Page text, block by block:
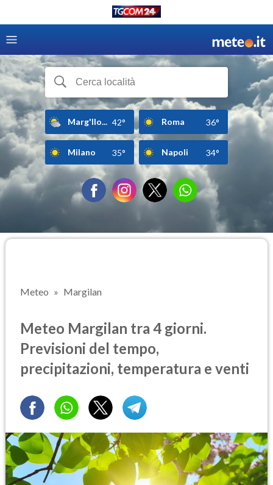
Marg'Ilo... 42° Roma 36°
Milano 35° Napoli 34°
Meteo Margilan
Meteo Margilan tra 4 giorni.
Previsioni del tempo,
precipitazioni, temperatura e venti